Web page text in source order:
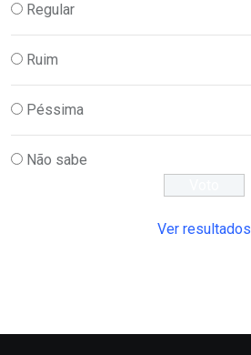
Regular
Ruim
Péssima
Não sabe
Ver resultados